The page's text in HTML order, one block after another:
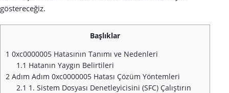
göstereceğiz.
Başlıklar
1 0xc0000005 Hatasının Tanımı ve Nedenleri
1.1 Hatanın Yaygın Belirtileri
2 Adım Adım 0xc0000005 Hatası Çözüm Yöntemleri
2.1 1. Sistem Dosyası Denetleyicisini (SFC) Çalıştırın